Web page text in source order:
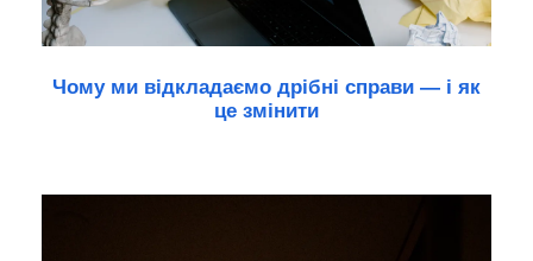
Чому ми відкладаємо дрібні справи — і як
це змінити